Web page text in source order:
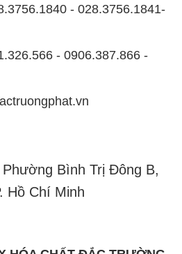
Bình Trị Đông B,
Hồ Chí Minh
HÓA CHẤT ĐẮC TRƯỜNG